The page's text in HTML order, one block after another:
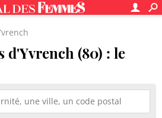
d'Yvrench (80) : le